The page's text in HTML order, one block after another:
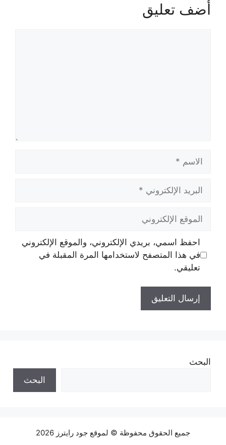
أضف تعليق
الإلكتروني
الإلكتروني
احفظ اسمي، بريدي الإلكتروني، والموقع الإلكتروني
في هذا المتصفح لاستخدامها المرة المقبلة في
تعليقي.
البحث
البحث
جميع الحقوق محفوظة © لموقع جود رايترز 2026